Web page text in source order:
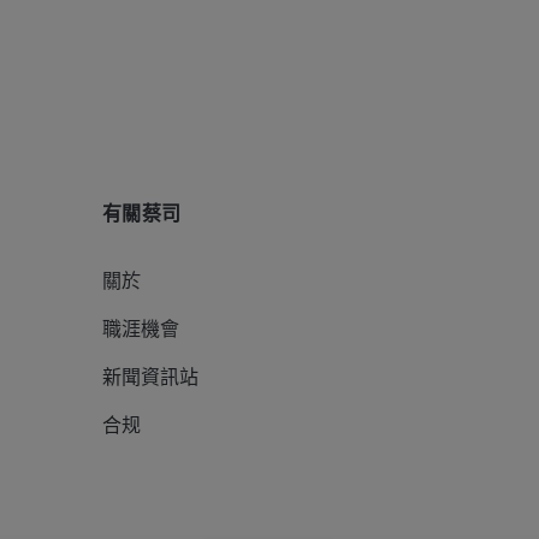
有關蔡司
關於
職涯機會
新聞資訊站
合规